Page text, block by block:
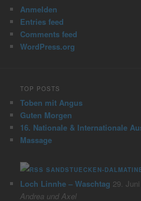
Anmelden
Entries feed
Comments feed
WordPress.org
TOP POSTS
Toben mit Angus
Guten Morgen
16. Nationale & Internationale
Massage
SANDSTUECKEN-
Loch Linnhe – Waschtag 29.
Andrea und Axel